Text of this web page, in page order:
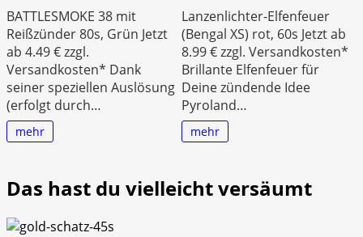
BATTLESMOKE 38 mit
Reißzünder 80s, Grün Jetzt
ab 4.49 € zzgl.
Versandkosten* Dank
seiner speziellen Auslösung
(erfolgt durch…
mehr
Lanzenlichter-Elfenfeuer
(Bengal XS) rot, 60s Jetzt ab
8.99 € zzgl. Versandkosten*
Brillante Elfenfeuer für
Deine zündende Idee
Pyroland…
mehr
Das hast du vielleicht versäumt